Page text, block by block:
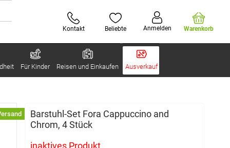
Kontakt Beliebte Anmelden Warenkorb
Für Kinder Reisen und Einkaufen Ausverkauf
Barstuhl-Set Fora Cappuccino and
Chrom, 4 Stück
inaktives Produkt